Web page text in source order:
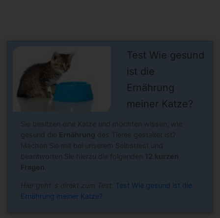
Test Wie gesund
ist die
Ernährung
meiner Katze?
Sie besitzen eine Katze und möchten wissen, wie
gesund die Ernährung des Tieres gestaltet ist?
Machen Sie mit bei unserem Selbsttest und
beantworten Sie hierzu die folgenden 12 kurzen
Fragen
Hier geht´s direkt zum Test: Test Wie gesund ist die
Ernährung meiner Katze?